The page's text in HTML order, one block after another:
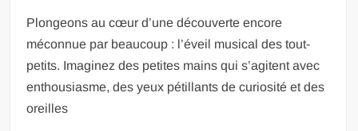
Plongeons au cœur d’une découverte encore
méconnue par beaucoup : l’éveil musical des tout-
petits. Imaginez des petites mains qui s’agitent avec
enthousiasme, des yeux pétillants de curiosité et des
oreilles